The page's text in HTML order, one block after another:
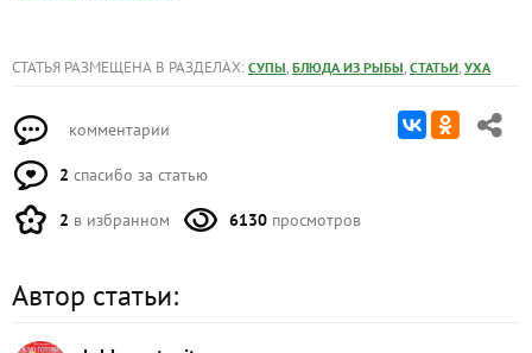
СТАТЬЯ РАЗМЕЩЕНА В РАЗДЕЛАХ: СУПЫ, БЛЮДА ИЗ РЫБЫ, СТАТЬИ, УХА
комментарии
2 спасибо за статью
2 в избранном 6130 просмотров
Автор статьи: